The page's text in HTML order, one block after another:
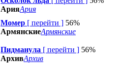
АрияАрия
Момер [ перейти ] 56%
АрмянскиеАрмянские
Пидманула [ перейти ] 56%
АрхивАрхив